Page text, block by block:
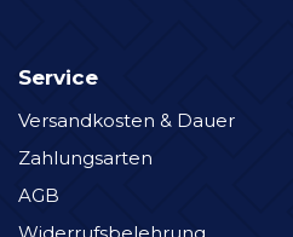
Service
Versandkosten & Dauer
Zahlungsarten
AGB
Widerrufsbelehrung